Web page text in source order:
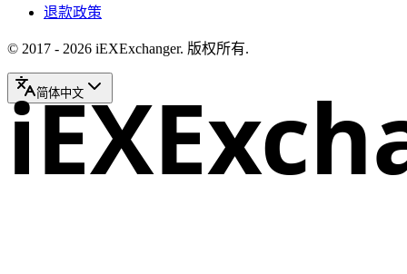
退款政策
© 2017 - 2026 iEXExchanger. 版权所有.
简体中文